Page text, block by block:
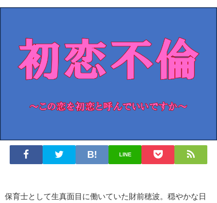
LINE
保育士として生真面目に働いていた財前穂波。穏やかな日